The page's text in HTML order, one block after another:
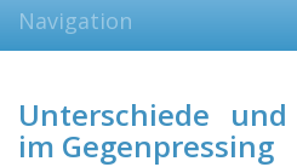
Navigation
Unterschiede
im Gegenpressing